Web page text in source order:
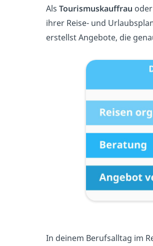
Als Tourismuskauffrau oder
ihrer Reise- und
erstellst Angebote, die
In deinem Berufsalltag im